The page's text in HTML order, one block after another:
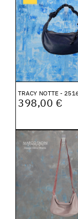
TRACY NOTTE -
398,00 €